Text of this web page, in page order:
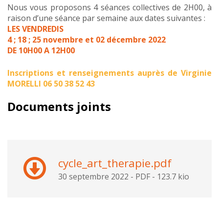
Nous vous proposons 4 séances collectives de 2H00, à
raison d’une séance par semaine aux dates suivantes :
LES VENDREDIS
4 ; 18 ; 25 novembre et 02 décembre 2022
DE 10H00 A 12H00
Inscriptions et renseignements auprès de Virginie
MORELLI 06 50 38 52 43
Documents joints
cycle_art_therapie.pdf
30 septembre 2022 - PDF - 123.7 kio